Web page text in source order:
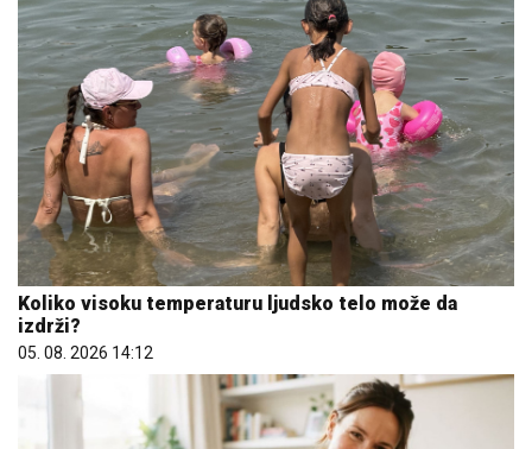
Koliko visoku temperaturu ljudsko telo može da
izdrži?
05. 08. 2026 14:12